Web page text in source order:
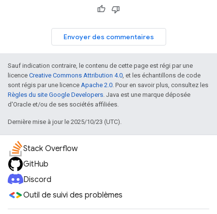
Envoyer des commentaires
Sauf indication contraire, le contenu de cette page est régi par une
licence Creative Commons Attribution 4.0, et les échantillons de code
sont régis par une licence Apache 2.0. Pour en savoir plus, consultez les
Règles du site Google Developers. Java est une marque déposée
d'Oracle et/ou de ses sociétés affiliées.
Dernière mise à jour le 2025/10/23 (UTC).
Stack Overflow
GitHub
Discord
Outil de suivi des problèmes